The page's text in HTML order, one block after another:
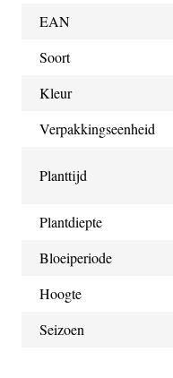
EAN
Soort
Kleur
Verpakkingseenheid
Planttijd
Plantdiepte
Bloeiperiode
Hoogte
Seizoen